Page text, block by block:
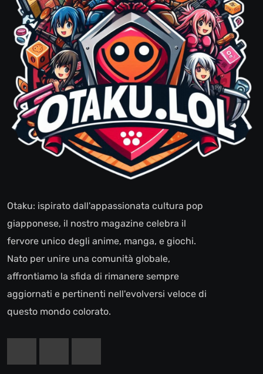
Otaku: ispirato dall'appassionata cultura pop
giapponese, il nostro magazine celebra il
fervore unico degli anime, manga, e giochi.
Nato per unire una comunità globale,
affrontiamo la sfida di rimanere sempre
aggiornati e pertinenti nell'evolversi veloce di
questo mondo colorato.